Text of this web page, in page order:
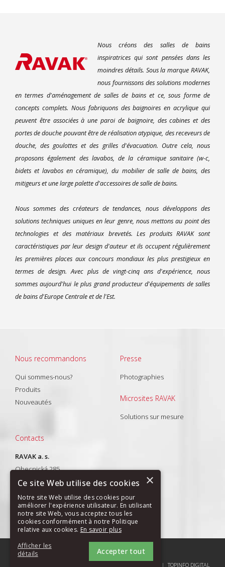
Nous créons des salles de bains
inspiratrices qui sont pensées dans les
moindres détails. Sous la marque RAVAK,
nous fournissons des solutions modernes
en termes d'aménagement de salles de bains et ce, sous forme de
concepts complets. Nous fabriquons des baignoires en acrylique qui
peuvent être associées à une paroi de baignoire, des cabines et des
portes de douche pouvant être de réalisation atypique, des receveurs de
douche, des goulottes et des grilles d'évacuation. Outre cela, nous
proposons également des lavabos, de la céramique sanitaire (w-c,
bidets et lavabos en céramique), du mobilier de salle de bains, des
mitigeurs et une large palette d'accessoires de salle de bains.
Nous sommes des créateurs de tendances, nous développons des
solutions techniques uniques en leur genre, nous mettons au point des
technologies et des matériaux brevetés. Les produits RAVAK sont
caractéristiques par leur design d'auteur et ils occupent régulièrement
les premières places aux concours mondiaux les plus prestigieux en
termes de design. Avec plus de vingt-cinq ans d'expérience, nous
sommes aujourd'hui le plus grand producteur d'équipements de salles
de bains d'Europe Centrale et de l'Est.
Nous recommandons
Qui sommes-nous?
Produits
Nouveautés
Presse
Photographies
Microsites RAVAK
Solutions sur mesure
Contacts
RAVAK a. s.
Obecnická 285
261 01 Příbram I
T: +420 318 427 288
E-mail:export@ravak.com
PLAN DU SITE
COPYRIGHT (C) 2004-2026 RAVAK A.S. |TOPINFO DIGITAL
×
Ce site Web utilise des cookies
Notre site Web utilise des cookies pour
améliorer l'expérience utilisateur. En utilisant
notre site Web, vous acceptez tous les
cookies conformément à notre Politique
relative aux cookies. En savoir plus
Accepter tout
Afficher les
détails